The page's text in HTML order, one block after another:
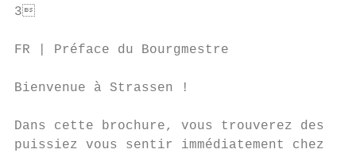
3
FR | Préface du Bourgmestre
Bienvenue à Strassen !
Dans cette brochure, vous trouverez des
puissiez vous sentir immédiatement chez